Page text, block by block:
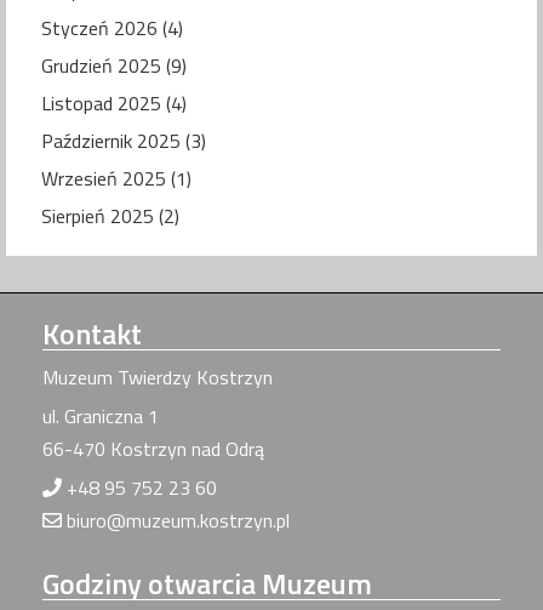
Styczeń 2026 (4)
Grudzień 2025 (9)
Listopad 2025 (4)
Październik 2025 (3)
Wrzesień 2025 (1)
Sierpień 2025 (2)
Kontakt
Muzeum Twierdzy Kostrzyn
ul. Graniczna 1
66-470 Kostrzyn nad Odrą
+48 95 752 23 60
biuro@muzeum.kostrzyn.pl
Godzinyotwarcia Muzeum